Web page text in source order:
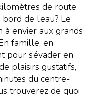
de route
de l’eau? Le
à envier aux grands
famille, en
s’évader en
plaisirs gustatifs,
du centre-
trouverez de quoi